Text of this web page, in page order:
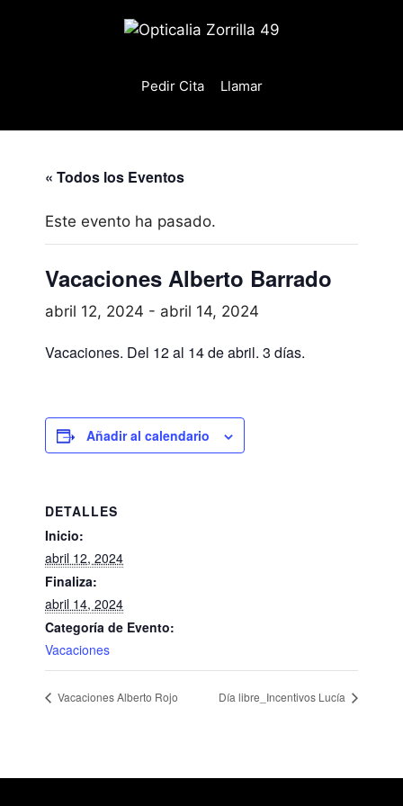
Pedir Cita Llamar
« Todos los Eventos
Este evento ha pasado.
Vacaciones Alberto Barrado
abril 12, 2024 - abril 14, 2024
Vacaciones. Del 12 al 14 de abril. 3 días.
Añadir al calendario
DETALLES
Inicio:
abril 12, 2024
Finaliza:
abril 14, 2024
Categoría de Evento:
Vacaciones
Vacaciones Alberto Rojo Día libre_Incentivos Lucía